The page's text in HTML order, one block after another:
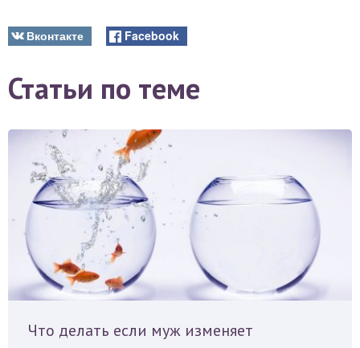
Вконтакте Facebook
Статьи по теме
Что делать если муж изменяет